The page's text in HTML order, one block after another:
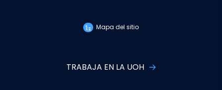
Mapa del sitio
TRABAJA EN LA UOH